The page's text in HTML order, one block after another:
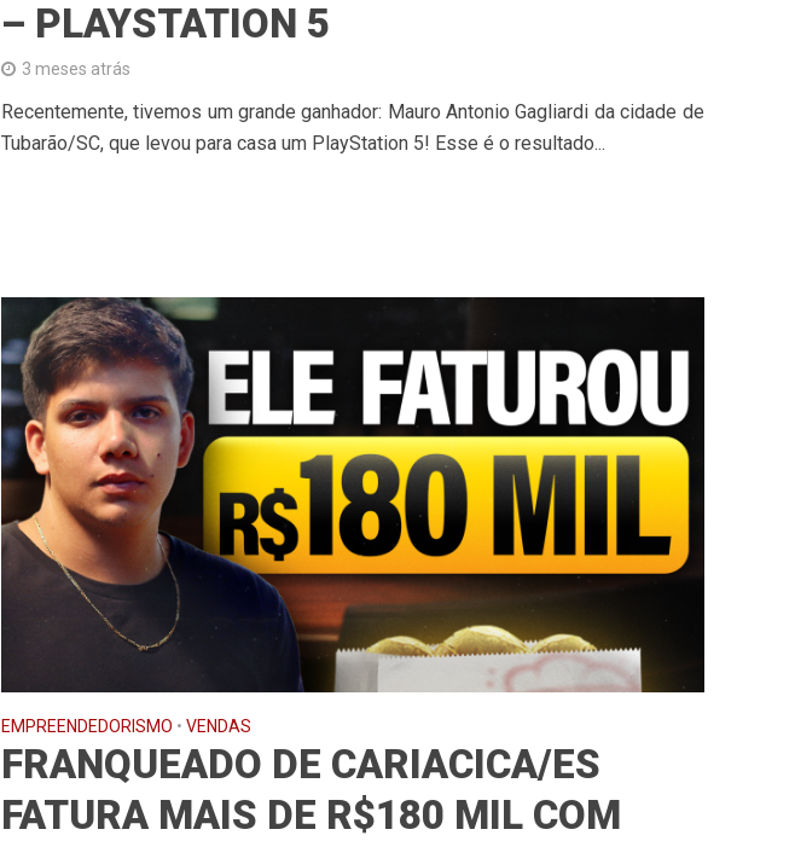
– PLAYSTATION 5
3 meses atrás
Recentemente, tivemos um grande ganhador: Mauro Antonio Gagliardi da cidade de
Tubarão/SC, que levou para casa um PlayStation 5! Esse é o resultado...
EMPREENDEDORISMO • VENDAS
FRANQUEADO DE CARIACICA/ES
FATURA MAIS DE R$180 MIL COM